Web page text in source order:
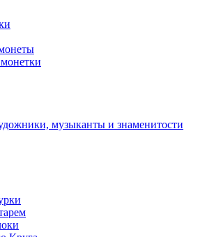
музыканты и знаменитости